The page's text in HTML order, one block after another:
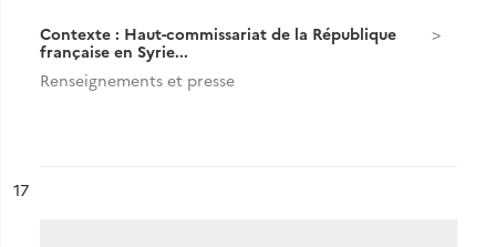
Contexte : Haut-commissariat de la République
française en Syrie...
Renseignements et presse
n°
17